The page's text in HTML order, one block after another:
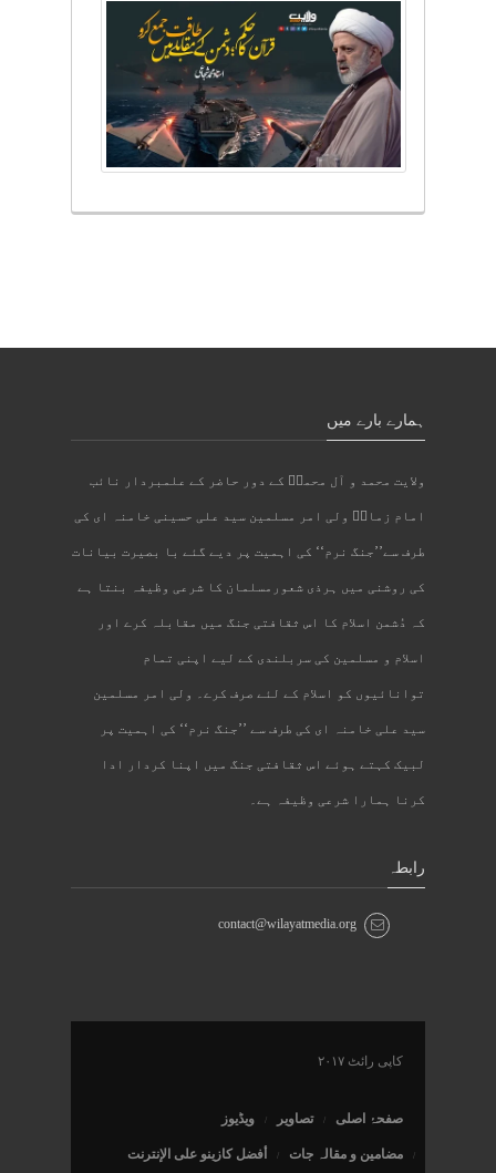
ہمارے بارے میں
ولایت محمد و آل محمدؐ کے دور حاضر کے علمبردار نائب
امام زمانؑ ولی امر مسلمین سید علی حسینی خامنہ ای کی
طرف سے’’جنگ نرم‘‘ کی اہمیت پر دیے گئے با بصیرت بیانات
کی روشنی میں ہرذی شعورمسلمان کا شرعی وظیفہ بنتا ہے
کہ دُشمن اسلام کا اس ثقافتی جنگ میں مقابلہ کرے اور
اسلام و مسلمین کی سربلندی کے لیے اپنی تمام
توانائیوں کو اسلام کے لئے صرف کرے۔ ولی امر مسلمین
سید علی خامنہ ای کی طرف سے ’’جنگ نرم‘‘ کی اہمیت پر
لبیک کہتے ہوئے اس ثقافتی جنگ میں اپنا کردار ادا
کرنا ہمارا شرعی وظیفہ ہے۔
رابطہ
contact@wilayatmedia.org
کاپی رائٹ ۲۰۱۷
صفحۂ اصلی تصاویر ویڈیوز
مضامین و مقالہ جات أفضل كازينو على الإنترنت